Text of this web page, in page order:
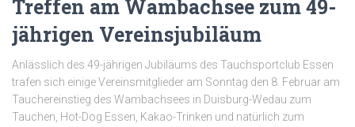
Treffen am Wambachsee zum 49-
jährigen Vereinsjubiläum
Anlässlich des 49-jährigen Jubiläums des Tauchsportclub Essen
trafen sich einige Vereinsmitglieder am Sonntag den 8. Februar am
Tauchereinstieg des Wambachsees in Duisburg-Wedau zum
Tauchen, Hot-Dog Essen, Kakao-Trinken und natürlich zum